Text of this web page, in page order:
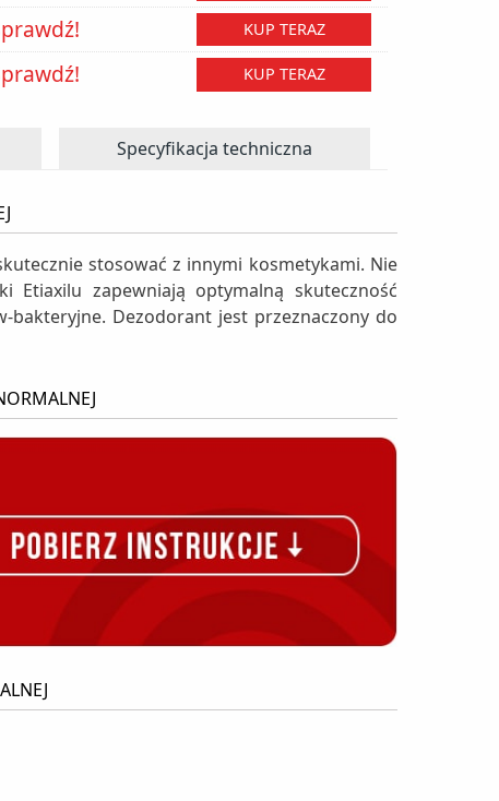
KUP TERAZ
KUP TERAZ
Specyfikacja techniczna
stosować z innymi kosmetykami. Nie
Etiaxilu zapewniają optymalną skuteczność
bakteryjne. Dezodorant jest przeznaczony do